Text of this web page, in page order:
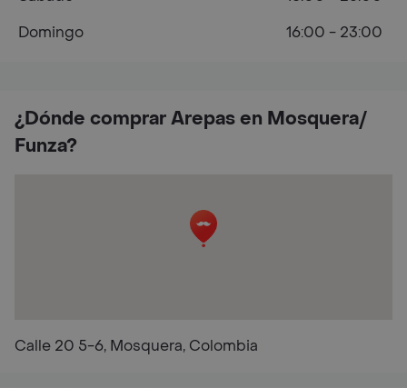
¿Dónde comprar Arepas en Mosquera/
Funza?
Calle 20 5-6, Mosquera, Colombia
Domingo
16:00 - 23:00